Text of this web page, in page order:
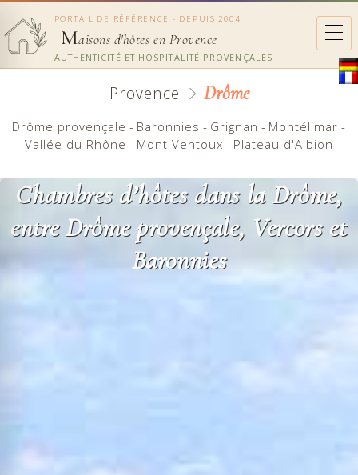
PORTAIL DE RÉFÉRENCE - DEPUIS 2004
Maisons d'hôtes en Provence
AUTHENTICITÉ ET HOSPITALITÉ PROVENÇALES
Provence Drôme
Drôme provençale - Baronnies - Grignan - Montélimar -
Vallée du Rhône - Mont Ventoux - Plateau d'Albion
Chambres d’hôtes dans la Drôme,
entre Drôme provençale, Vercors et
Baronnies